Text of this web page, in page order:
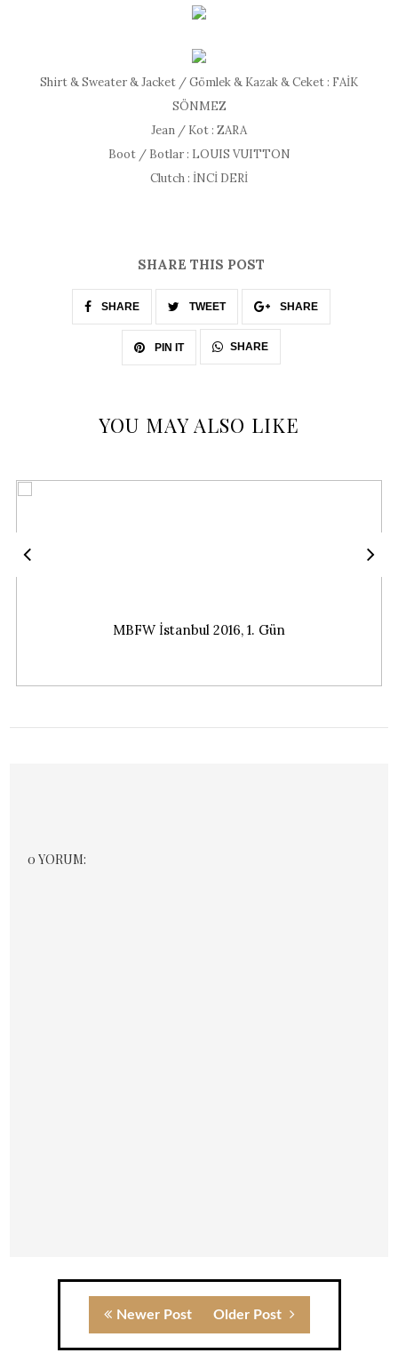
Shirt & Sweater & Jacket / Gömlek & Kazak & Ceket : FAİK
SÖNMEZ
Jean / Kot : ZARA
Boot / Botlar : LOUIS VUITTON
Clutch : İNCİ DERİ
SHARE THIS POST
SHARE TWEET SHARE
PIN IT SHARE
YOU MAY ALSO LIKE
MBFW İstanbul 2016, 1. Gün
0 YORUM:
Newer Post Older Post